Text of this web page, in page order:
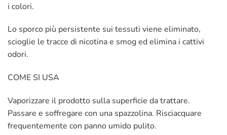
i colori.
Lo sporco più persistente sui tessuti viene eliminato,
scioglie le tracce di nicotina e smog ed elimina i cattivi
odori.
COME SI USA
Vaporizzare il prodotto sulla superficie da trattare.
Passare e soffregare con una spazzolina. Risciacquare
frequentemente con panno umido pulito.